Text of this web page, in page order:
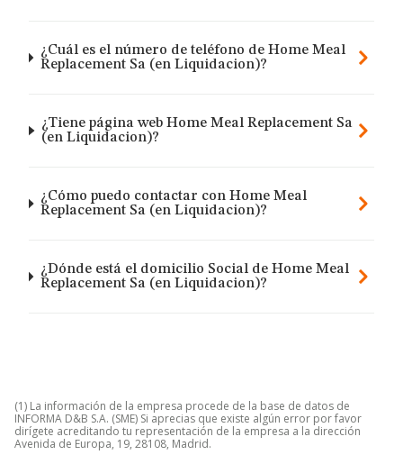
¿Cuál es el número de teléfono de Home Meal
Replacement Sa (en Liquidacion)?
¿Tiene página web Home Meal Replacement Sa
(en Liquidacion)?
¿Cómo puedo contactar con Home Meal
Replacement Sa (en Liquidacion)?
¿Dónde está el domicilio Social de Home Meal
Replacement Sa (en Liquidacion)?
(1) La información de la empresa procede de la base de datos de
INFORMA D&B S.A. (SME) Si aprecias que existe algún error por favor
dirígete acreditando tu representación de la empresa a la dirección
Avenida de Europa, 19, 28108, Madrid.